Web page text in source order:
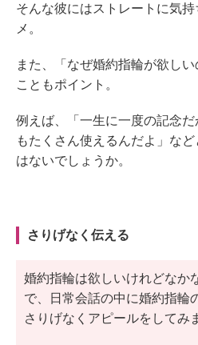
そんな彼にはストレートに気
メ。
また、「なぜ婚約指輪が欲し
こともポイント。
例えば、「一生に一度の記念
もたくさん使えるんだよ」な
はないでしょうか。
さりげなく伝える
婚約指輪は欲しいけれどなか
で、日常会話の中に婚約指輪
さりげなくアピールをしてみ